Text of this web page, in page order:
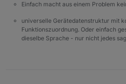
Einfach macht aus einem Problem
universelle Gerätedatenstruktur mit
Funktionszuordnung. Oder einfach
dieselbe Sprache - nur nicht jedes